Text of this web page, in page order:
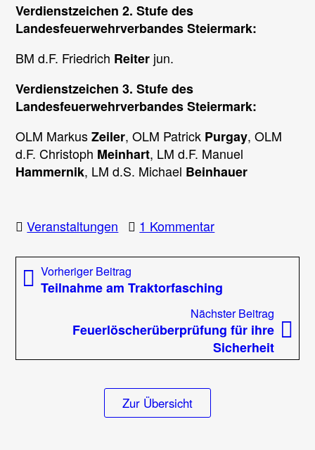
Verdienstzeichen 2. Stufe des
Landesfeuerwehrverbandes Steiermark:
BM d.F. Friedrich Reiter jun.
Verdienstzeichen 3. Stufe des
Landesfeuerwehrverbandes Steiermark:
OLM MarkusZeiler, OLM Patrick Purgay, OLM
d.F. Christoph Meinhart, LM d.F. Manuel
Hammernik, LM d.S. Michael Beinhauer
Veranstaltungen 1 Kommentarzu
mit
von
verdienten
Mitgliedern
Beitragsnavigation
Vorheriger Beitrag
Beitrag:
Teilnahme am Traktorfasching
Nächster Beitrag
Feuerlöscherüberprüfung für ihre
Sicherheit
Zur Übersicht